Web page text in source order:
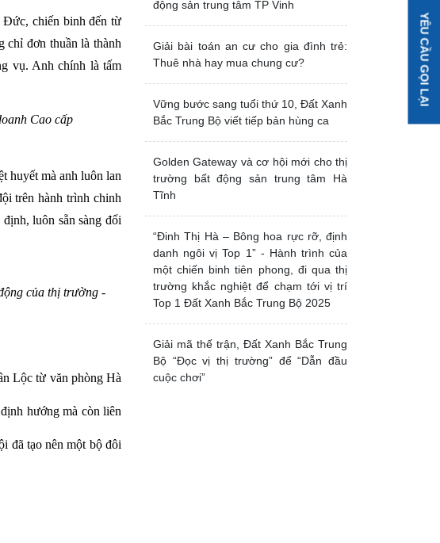
Đức, chiến binh đến từ
chỉ đơn thuần là thành
vụ. Anh chính là tấm
Cao cấp
huyết mà anh luôn lan
trên hành trình chinh
luôn sẵn sàng đối
của thị trường -
Lộc từ văn phòng Hà
hướng mà còn liên
đã tạo nên một bộ đôi
động sản trung tâm TP Vinh
Giải bài toán an cư cho gia đình trẻ:
Thuê nhà hay mua chung cư?
Vững bước sang tuổi thứ 10, Đất Xanh
Bắc Trung Bộ viết tiếp bản hùng ca
Golden Gateway và cơ hội mới cho thị
trường bất động sản trung tâm Hà
Tĩnh
“Đinh Thị Hà – Bông hoa rực rỡ, định
danh ngôi vị Top 1” - Hành trình của
một chiến binh tiên phong, đi qua thị
trường khắc nghiệt để chạm tới vị trí
Top 1 Đất Xanh Bắc Trung Bộ 2025
Giải mã thế trận, Đất Xanh Bắc Trung
Bộ “Đọc vị thị trường” để “Dẫn đầu
cuộc chơi”
YÊU CẦU GỌI LẠI